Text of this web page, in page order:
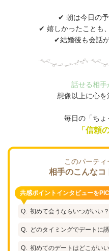
✔ 朝は今日の
✔ 嬉しかったことも
✔結婚後も会話
話せる相手
想像以上に心を
毎日の「ちょ
「信頼
このパーテ
相手のこんなコ
共感ポイントインタビューを
初めて会うならいつがいい？
どのタイミングでデートに
初めてのデートはどこがい